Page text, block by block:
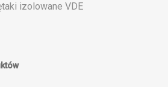
izolowane VDE